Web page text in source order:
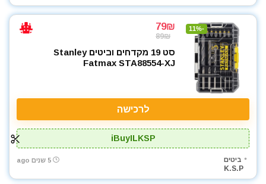
-11%
79₪
89₪
סט 19 מקדחים וביטים Stanley
Fatmax STA88554-XJ
לרכישה
iBuyILKSP
ביטים
K.S.P
5 שנים ago